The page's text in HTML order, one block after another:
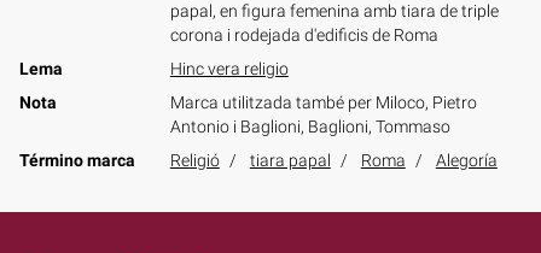
papal, en figura femenina amb tiara de triple
corona i rodejada d'edificis de Roma
Lema
Hinc vera religio
Nota
Marca utilitzada també per Miloco, Pietro
Antonio i Baglioni, Baglioni, Tommaso
Término marca
Religió tiara papal Roma Alegoría